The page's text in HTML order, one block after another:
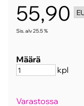
55,90
Sis. alv 25.5 %
Määrä
kpl
Varastossa